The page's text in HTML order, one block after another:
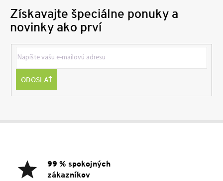
Získavajte špeciálne ponuky a
novinky ako prví
ODOSLAŤ
99 % spokojných
zákazníkov